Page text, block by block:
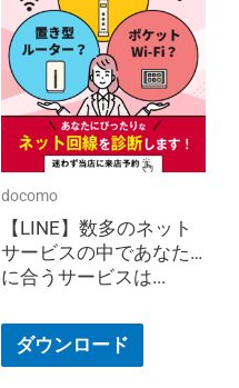
docomo
【LINE】数多のネット
サービスの中であなた
に合うサービスは...
ダウンロード